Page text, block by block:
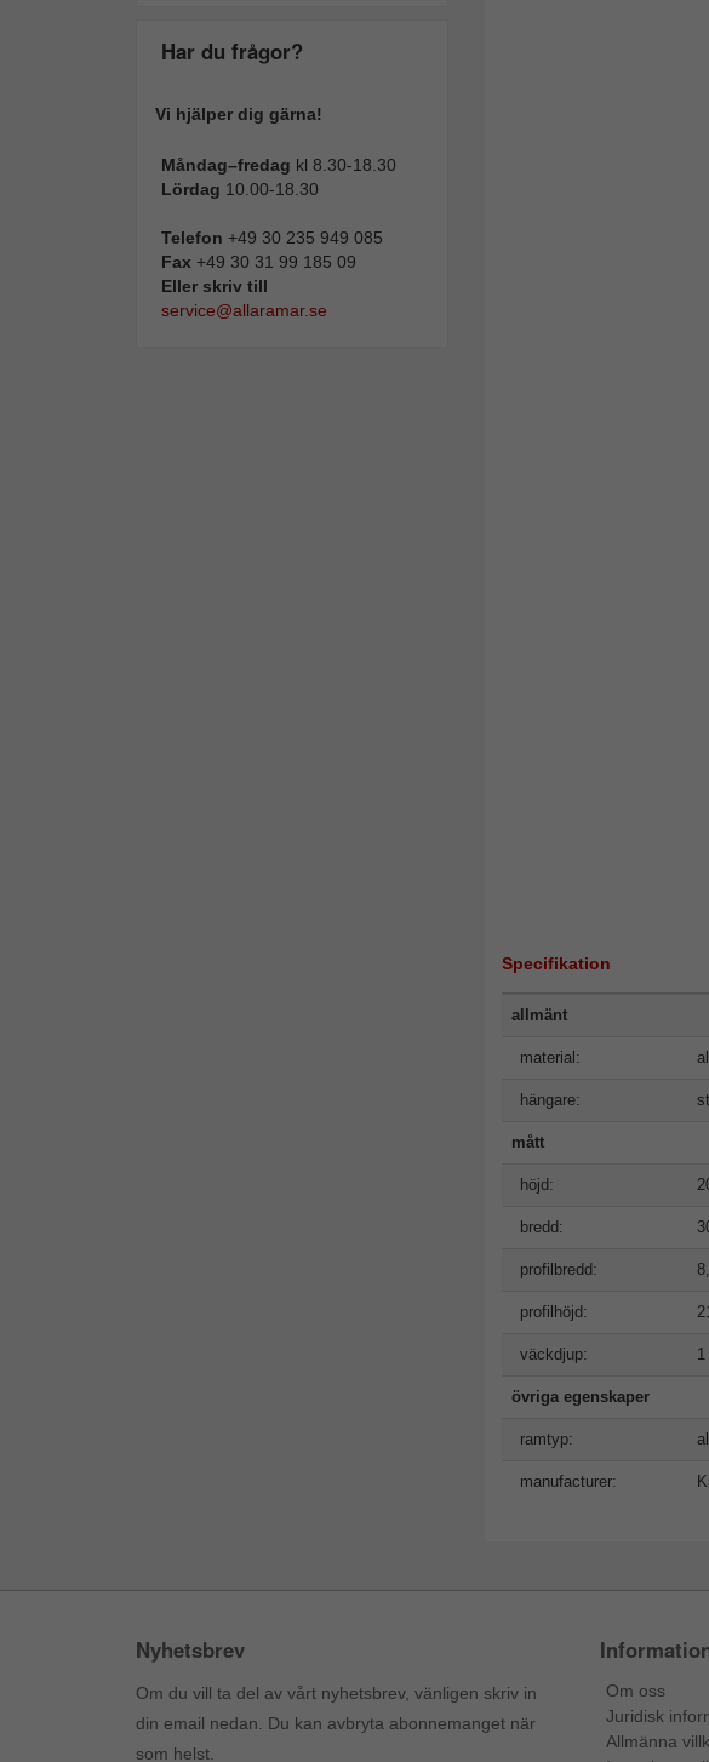
Har du frågor?
Vi hjälper dig gärna!
Måndag–fredag kl 8.30-18.30
Lördag 10.00-18.30
Telefon +49 30 235 949 085
Fax +49 30 31 99 185 09
Eller skriv till
service@allaramar.se
Specifikation
allmänt
material:
hängare:
mått
höjd:
bredd:
profilbredd:
profilhöjd:
väckdjup:
övriga egenskaper
ramtyp:
manufacturer:
Nyhetsbrev
Om du vill ta del av vårt nyhetsbrev, vänligen skriv in
din email nedan. Du kan avbryta abonnemanget när
som helst.
Om oss
Juridisk
Allmänna